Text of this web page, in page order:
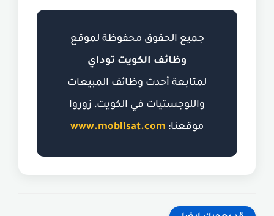
جميع الحقوق محفوظة لموقع
وظائف الكويت توداي
لمتابعة أحدث وظائف المبيعات
واللوجستيات في الكويت، زوروا
موقعنا: www.mobiisat.com